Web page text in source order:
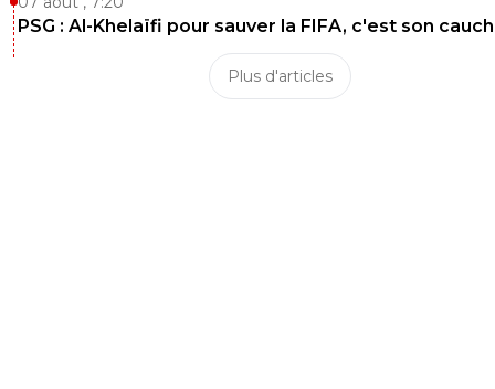
PSG : Al-Khelaïfi pour sauver la FIFA, c'est son
Plus d'articles